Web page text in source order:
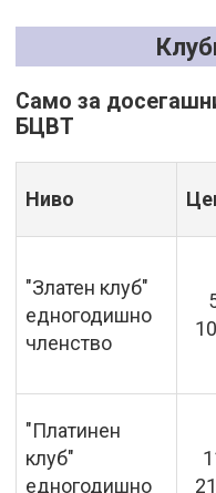
Само за
БЦВТ
Ниво
"Златен клуб"
едногодишно
членство
"Платинен
клуб"
едногодишно